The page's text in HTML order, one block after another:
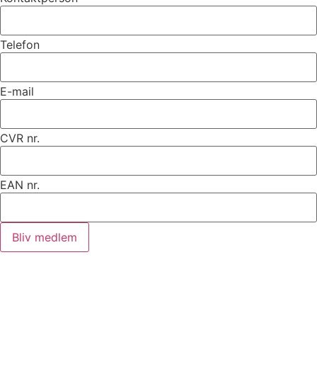
Telefon
E-mail
CVR nr.
EAN nr.
Bliv medlem